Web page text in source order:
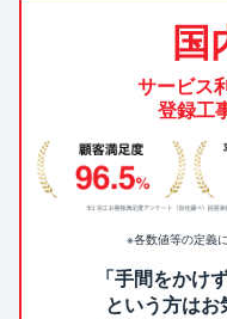
国
サービス
登録工
※各数値等の定義
「手間をかけ
という方はお